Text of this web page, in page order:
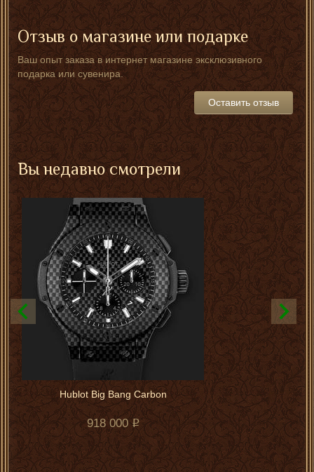
Отзыв о магазине или подарке
Ваш опыт заказа в интернет магазине эксклюзивного
подарка или сувенира.
Оставить отзыв
Вы недавно смотрели
Hublot Big Bang Carbon
918 000